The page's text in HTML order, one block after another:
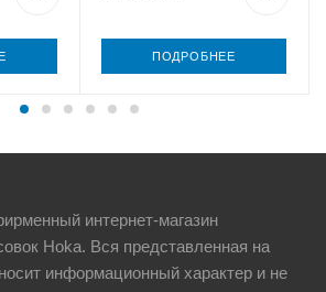
ПОДРОБНЕЕ
интернет-магазин
Hoka. Вся представленная на
информационный характер и не